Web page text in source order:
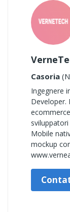
Casoria
Ingegnere
Developer.
Mobile
mockup